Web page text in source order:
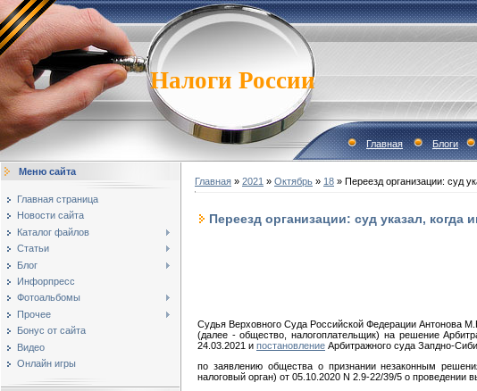
Налоги России
Главная Блоги
Меню сайта
Главная страница
Новости сайта
Каталог файлов
Статьи
Блог
Инфорпресс
Фотоальбомы
Прочее
Бонус от сайта
Видео
Онлайн игры
Главная » 2021 » Октябрь » 18 » Переезд организации: суд
Переезд организации: суд указал,
Судья Верховного Суда Российской Федерации Антонова
(далее - общество, налогоплательщик) на решение
24.03.2021 и постановление Арбитражного суда Запдно-
по заявлению общества о признании незаконным
налоговый орган) от 05.10.2020 N 2.9-22/39/5 о проведении